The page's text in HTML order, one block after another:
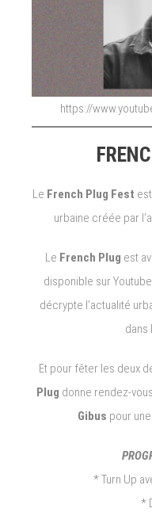
https://
Le French Plug Fest
urbaine créée par
Le French Plug est
disponible sur
décrypte l’actualité
dans
Et pour fêter les deux
Plug donne rendez-
Gibus pour
* Turn Up
*